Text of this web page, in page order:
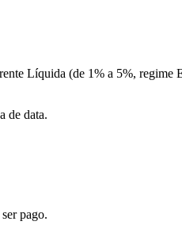
Líquida (de 1% a 5%,
de data.
pago.